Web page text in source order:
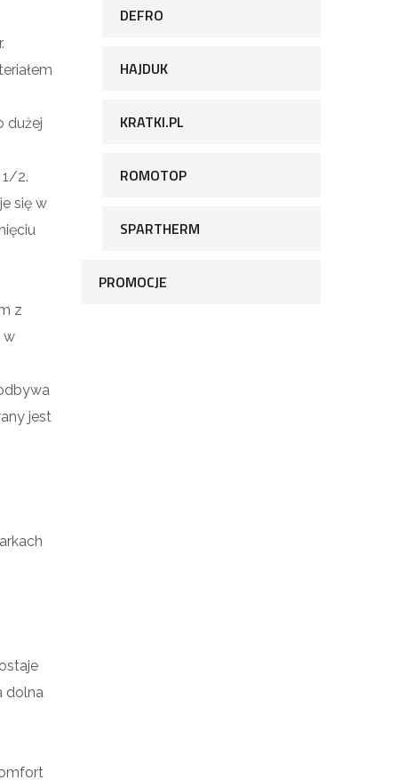
dużej
2.
się w
z
w
jest
dolna
DEFRO
HAJDUK
KRATKI.PL
ROMOTOP
SPARTHERM
PROMOCJE